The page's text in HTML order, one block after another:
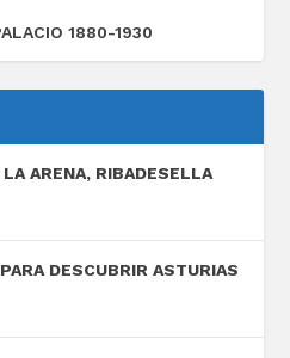
1880-1930
ARENA, RIBADESELLA
DESCUBRIR ASTURIAS